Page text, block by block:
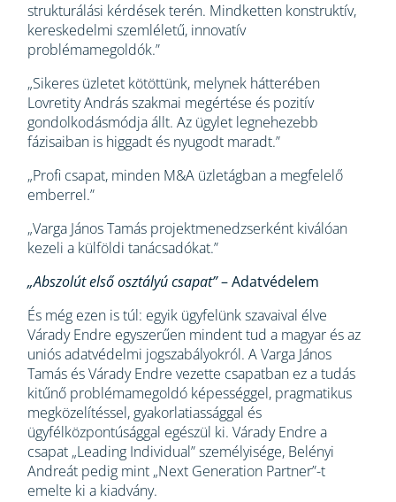
strukturálási kérdések terén. Mindketten konstruktív,
kereskedelmi szemléletű, innovatív
problémamegoldók.”
„Sikeres üzletet kötöttünk, melynek hátterében
Lovretity András szakmai megértése és pozitív
gondolkodásmódja állt. Az ügylet legnehezebb
fázisaiban is higgadt és nyugodt maradt.”
„Profi csapat, minden M&A üzletágban a megfelelő
emberrel.”
„Varga János Tamás projektmenedzserként kiválóan
kezeli a külföldi tanácsadókat.”
„Abszolút első osztályú csapat”– Adatvédelem
És még ezen is túl: egyik ügyfelünk szavaival élve
Várady Endre egyszerűen mindent tud a magyar és az
uniós adatvédelmi jogszabályokról. A Varga János
Tamás és Várady Endre vezette csapatban ez a tudás
kitűnő problémamegoldó képességgel, pragmatikus
megközelítéssel, gyakorlatiassággal és
ügyfélközpontúsággal egészül ki. Várady Endre a
csapat „Leading Individual” személyisége, Belényi
Andreát pedig mint „Next Generation Partner”-t
emelte ki a kiadvány.